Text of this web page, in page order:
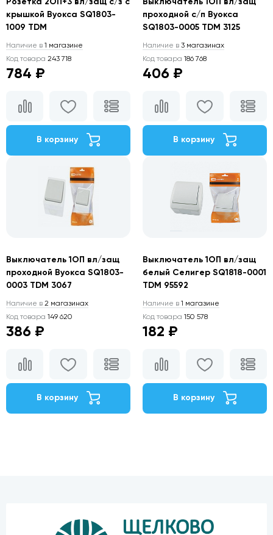
крышкой Вуокса SQ1803-
1009 TDM
Наличие в 1 магазине
Код товара 243 718
784 ₽
В корзину
проходной c/п Вуокса
SQ1803-0005 TDM 3125
Наличие в 3 магазинах
Код товара 186 768
406 ₽
В корзину
Выключатель 1ОП вл/защ
проходной Вуокса SQ1803-
0003 TDM 3067
Наличие в 2 магазинах
Код товара 149 620
386 ₽
В корзину
Выключатель 1ОП вл/защ
белый Селигер SQ1818-0001
TDM 95592
Наличие в 1 магазине
Код товара 150 578
182 ₽
В корзину